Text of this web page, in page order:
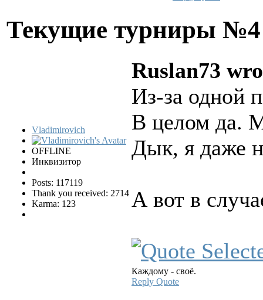
Текущие турниры
Vladimirovich
OFFLINE
Инквизитор
Posts: 117119
Thank you received: 2714
Karma: 123
Ruslan73
Из-за одной
В целом да.
Дык, я даже
А вот в
Каждому - своё.
Reply Quote